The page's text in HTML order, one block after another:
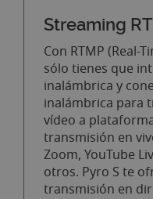
Streaming
Con RTMP (Real-
sólo tienes que
inalámbrica y
inalámbrica para
vídeo a
transmisión en
Zoom, YouTube
otros. Pyro S te
transmisión en